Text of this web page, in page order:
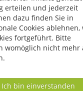
erteilen und jederzeit
dazu finden Sie in
Cookies ablehnen,
fortgeführt. Bitte
womöglich nicht mehr
Datenverarbeitung -
Ich bin einverstanden